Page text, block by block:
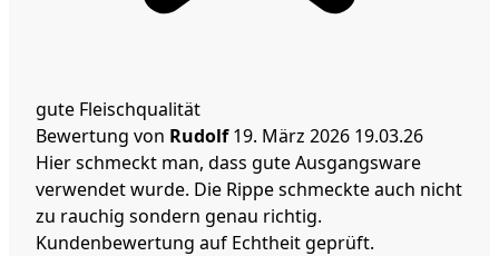
gute Fleischqualität
Bewertung von Rudolf 19. März 2026 19.03.26
Hier schmeckt man, dass gute Ausgangsware
verwendet wurde. Die Rippe schmeckte auch nicht
zu rauchig sondern genau richtig.
Kundenbewertung auf Echtheit geprüft.